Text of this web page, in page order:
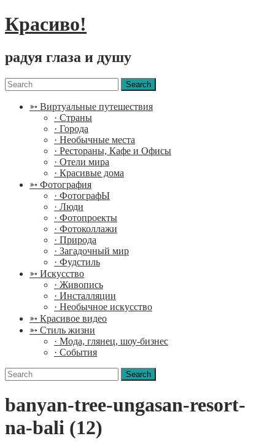
Красиво!
радуя глаза и душу
Menu
Search
for:
➳ Виртуальные путешествия
· Страны
· Города
· Необычные места
· Рестораны, Кафе и Офисы
· Отели мира
· Красивые дома
➳ Фотография
· ФотографЫ
· Люди
· Фотопроекты
· Фотоколлажи
· Природа
· Загадочный мир
· Фудстиль
➳ Искусство
· Живопись
· Инсталляции
· Необычное искусство
➳ Красивое видео
➳ Стиль жизни
· Мода, глянец, шоу-бизнес
· События
Search
for:
banyan-tree-ungasan-resort-
na-bali (12)